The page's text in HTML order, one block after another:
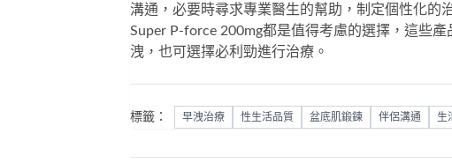
溝通，必要時尋求專業醫生的幫助，制定個性化的
Super P-force 200mg都是值得考慮的選擇，這些
洩，也可選擇必利勁進行治療。
標籤： 早洩治療 性生活品質 盆底肌鍛鍊 伴侶溝通 生